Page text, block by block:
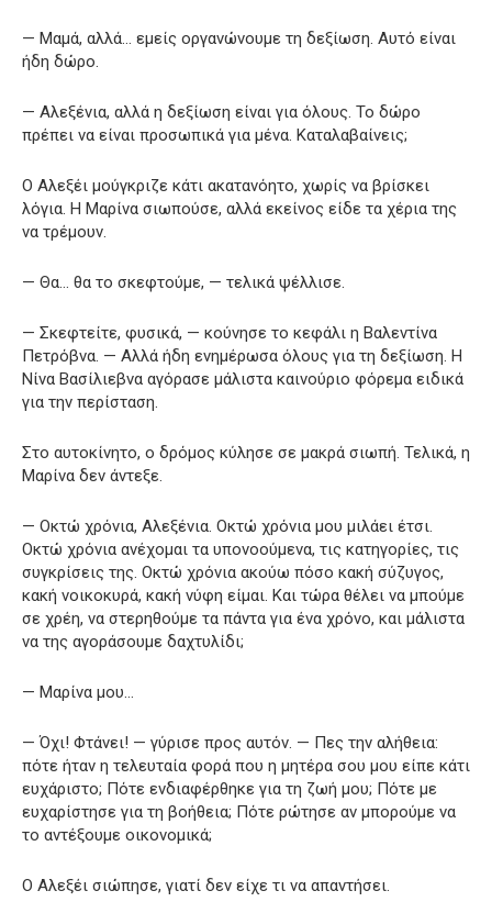
— Μαμά, αλλά… εμείς οργανώνουμε τη δεξίωση. Αυτό είναι
ήδη δώρο.
— Αλεξένια, αλλά η δεξίωση είναι για όλους. Το δώρο
πρέπει να είναι προσωπικά για μένα. Καταλαβαίνεις;
Ο Αλεξέι μούγκριζε κάτι ακατανόητο, χωρίς να βρίσκει
λόγια. Η Μαρίνα σιωπούσε, αλλά εκείνος είδε τα χέρια της
να τρέμουν.
— Θα… θα το σκεφτούμε, — τελικά ψέλλισε.
— Σκεφτείτε, φυσικά, — κούνησε το κεφάλι η Βαλεντίνα
Πετρόβνα. — Αλλά ήδη ενημέρωσα όλους για τη δεξίωση. Η
Νίνα Βασίλιεβνα αγόρασε μάλιστα καινούριο φόρεμα ειδικά
για την περίσταση.
Στο αυτοκίνητο, ο δρόμος κύλησε σε μακρά σιωπή. Τελικά, η
Μαρίνα δεν άντεξε.
— Οκτώ χρόνια, Αλεξένια. Οκτώ χρόνια μου μιλάει έτσι.
Οκτώ χρόνια ανέχομαι τα υπονοούμενα, τις κατηγορίες, τις
συγκρίσεις της. Οκτώ χρόνια ακούω πόσο κακή σύζυγος,
κακή νοικοκυρά, κακή νύφη είμαι. Και τώρα θέλει να μπούμε
σε χρέη, να στερηθούμε τα πάντα για ένα χρόνο, και μάλιστα
να της αγοράσουμε δαχτυλίδι;
— Μαρίνα μου…
— Όχι! Φτάνει! — γύρισε προς αυτόν. — Πες την αλήθεια:
πότε ήταν η τελευταία φορά που η μητέρα σου μου είπε κάτι
ευχάριστο; Πότε ενδιαφέρθηκε για τη ζωή μου; Πότε με
ευχαρίστησε για τη βοήθεια; Πότε ρώτησε αν μπορούμε να
το αντέξουμε οικονομικά;
Ο Αλεξέι σιώπησε, γιατί δεν είχε τι να απαντήσει.